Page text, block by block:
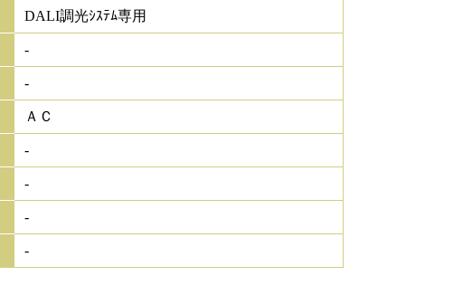
DALI調光ｼｽﾃﾑ専用
-
-
ＡＣ
-
-
-
-